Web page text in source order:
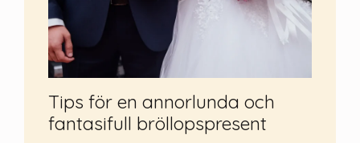
Tips för en annorlunda och
fantasifull bröllopspresent